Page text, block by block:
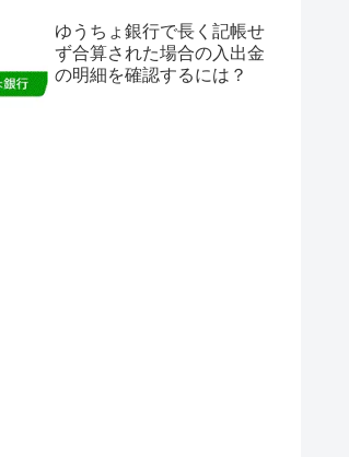
ゆうちょ銀行で長く記帳せ
ず合算された場合の入出金
の明細を確認するには？